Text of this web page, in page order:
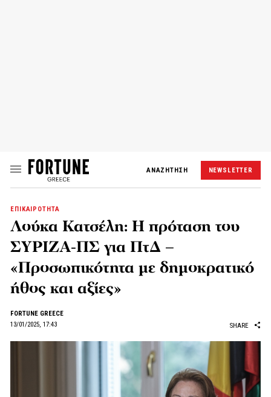
ΑΝΑΖΗΤΗΣΗ NEWSLETTER
ΕΠΙΚΑΙΡΟΤΗΤΑ
Λούκα Κατσέλη: Η πρόταση του
ΣΥΡΙΖΑ-ΠΣ για ΠτΔ –
«Προσωπικότητα με δημοκρατικό
ήθος και αξίες»
FORTUNE GREECE
13/01/2025, 17:43
SHARE